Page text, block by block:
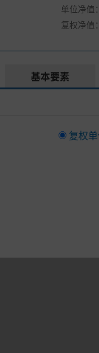
单位净值
复权净值
基本要素
复权